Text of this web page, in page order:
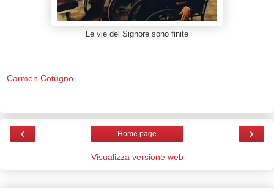
Le vie del Signore sono finite
Carmen Cotugno
‹ ›
Home page
Visualizza versione web